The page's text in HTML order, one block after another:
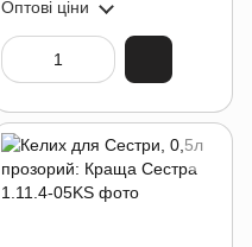
Оптові ціни